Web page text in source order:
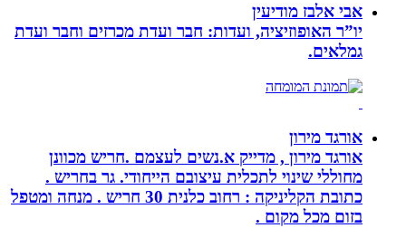
אבי אלבז מודיעין
יו”ר האופוזיציה, ועדות: חבר ועדת מכרזים וחבר ועדת
גמלאים.
אורגד מירון
אורגד מירון , מדייק א.נשים לעצמם .חריש מכוונן
מחוללי שינוי לתכלית עיצובם הייחודי. גר בחריש .
כתובת הקליניקה : רחוב כלנית 30 חריש . מנחה ומטפל
בזום מכל מקום .